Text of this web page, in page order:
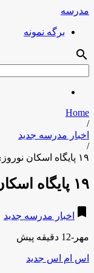
مدرسه
برگه نمونه
search
Home
/
اخبار مدرسه جدید
/
۱۹ پایگاه اسکان نوروزی فرهنگیان و مسافران در همدان دایر می شود
۱۹ پایگاه اسکان نوروزی فرهنگیان و مسافران در همدان دایر می شود
bookmark اخبار مدرسه جدید
مهر-12 دقیقه پیش
اس ام اس جدید